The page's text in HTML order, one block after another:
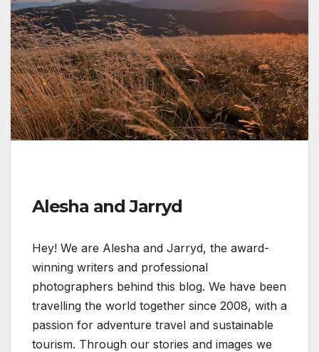
Alesha and Jarryd
Hey! We are Alesha and Jarryd, the award-
winning writers and professional
photographers behind this blog. We have been
travelling the world together since 2008, with a
passion for adventure travel and sustainable
tourism. Through our stories and images we